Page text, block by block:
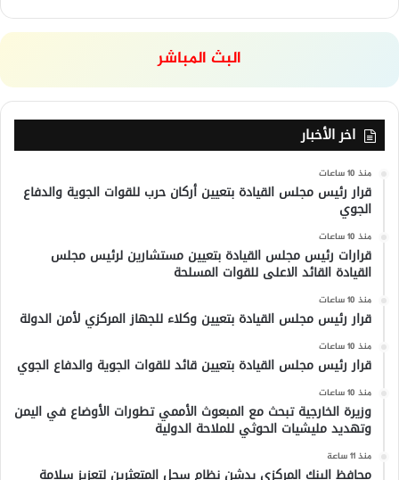
البث المباشر
اخر الأخبار
منذ 10 ساعات
قرار رئيس مجلس القيادة بتعيين أركان حرب للقوات الجوية والدفاع
الجوي
منذ 10 ساعات
قرارات رئيس مجلس القيادة بتعيين مستشارين لرئيس مجلس
القيادة القائد الاعلى للقوات المسلحة
منذ 10 ساعات
قرار رئيس مجلس القيادة بتعيين وكلاء للجهاز المركزي لأمن الدولة
منذ 10 ساعات
قرار رئيس مجلس القيادة بتعيين قائد للقوات الجوية والدفاع الجوي
منذ 10 ساعات
وزيرة الخارجية تبحث مع المبعوث الأممي تطورات الأوضاع في اليمن
وتهديد مليشيات الحوثي للملاحة الدولية
منذ 11 ساعة
محافظ البنك المركزي يدشن نظام سجل المتعثرين لتعزيز سلامة